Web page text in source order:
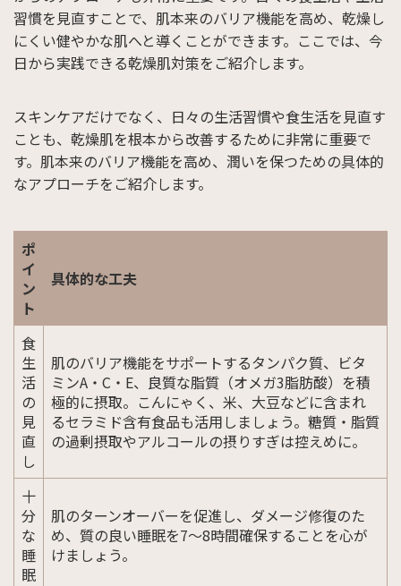
習慣を見直すことで、肌本来のバリア機能を高め、乾燥し
にくい健やかな肌へと導くことができます。ここでは、今
日から実践できる乾燥肌対策をご紹介します。
スキンケアだけでなく、日々の生活習慣や食生活を見直す
ことも、乾燥肌を根本から改善するために非常に重要で
す。肌本来のバリア機能を高め、潤いを保つための具体的
なアプローチをご紹介します。
ポ
イ
ン
ト
具体的な工夫
食
生
活
の
見
直
し
肌のバリア機能をサポートするタンパク質、ビタ
ミンA・C・E、良質な脂質（オメガ3脂肪酸）を積
極的に摂取。こんにゃく、米、大豆などに含まれ
るセラミド含有食品も活用しましょう。糖質・脂質
の過剰摂取やアルコールの摂りすぎは控えめに。
十
分
な
睡
眠
肌のターンオーバーを促進し、ダメージ修復のた
め、質の良い睡眠を7〜8時間確保することを心が
けましょう。